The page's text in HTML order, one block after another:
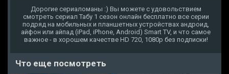
Дорогие сериаломаны :) Вы можете с удовольствием
смотреть сериал Табу 1 сезон онлайн бесплатно все серии
подряд на мобильных и планшетных устройствах андроид,
айфон или айпад (iPad, iPhone, Android) Smart TV, и что самое
важное - в хорошем качестве HD 720, 1080p без подписки!
Что еще посмотреть